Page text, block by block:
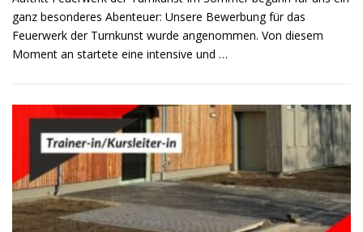
ganz besonderes Abenteuer: Unsere Bewerbung für das
Feuerwerk der Turnkunst wurde angenommen. Von diesem
Moment an startete eine intensive und …